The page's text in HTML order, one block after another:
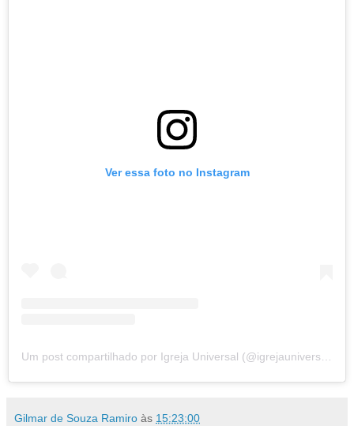
Ver essa foto no Instagram
Um post compartilhado por Igreja Universal (@igrejauniversal)
Gilmar de Souza Ramiro às 15:23:00